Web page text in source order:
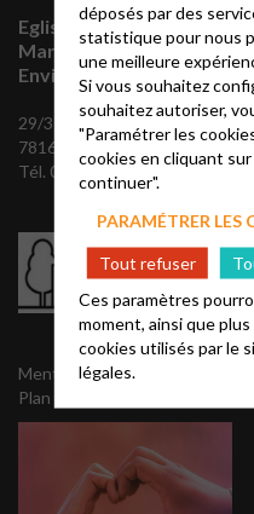
Eglise Protestante Unie
Marly-Le-Roi et
Environs
29/31 Chemin des maigrets,
78160 Marly-le-Roi
Tél. 01 39 58 50 58
Mentions légales
Plan
déposés par des
statistique pour nous
une meilleure
Si vous souhaitez
souhaitez autoriser,
"Paramétrer les
cookies en cliquant
continuer".
PARAMÉTRER LES
Tout refuser
Ces paramètres
moment, ainsi que
cookies utilisés par le
légales.